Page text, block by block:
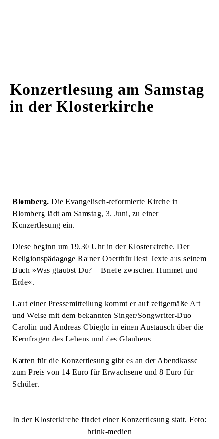
Konzertlesung am Samstag
in der Klosterkirche
Blomberg. Die Evangelisch-reformierte Kirche in
Blomberg lädt am Samstag, 3. Juni, zu einer
Konzertlesung ein.
Diese beginn um 19.30 Uhr in der Klosterkirche. Der
Religionspädagoge Rainer Oberthür liest Texte aus seinem
Buch »Was glaubst Du? – Briefe zwischen Himmel und
Erde«.
Laut einer Pressemitteilung kommt er auf zeitgemäße Art
und Weise mit dem bekannten Singer/Songwriter-Duo
Carolin und Andreas Obieglo in einen Austausch über die
Kernfragen des Lebens und des Glaubens.
Karten für die Konzertlesung gibt es an der Abendkasse
zum Preis von 14 Euro für Erwachsene und 8 Euro für
Schüler.
In der Klosterkirche findet einer Konzertlesung statt. Foto:
brink-medien